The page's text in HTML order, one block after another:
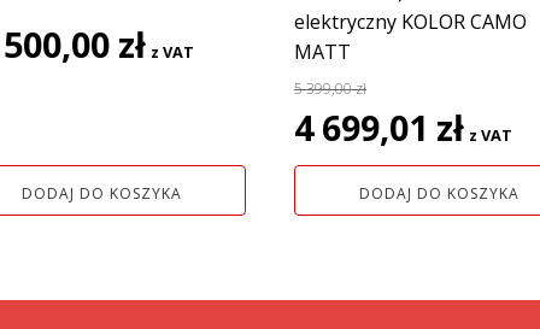
zł z VAT
DODAJ DO KOSZYKA
elektryczny KOLOR CAMO
MATT
5 399,00zł
Pierwotna
cena
wynosiła:
4 699,01 zł cena
wynosi:
4
z VAT
DODAJ DO KOSZYKA